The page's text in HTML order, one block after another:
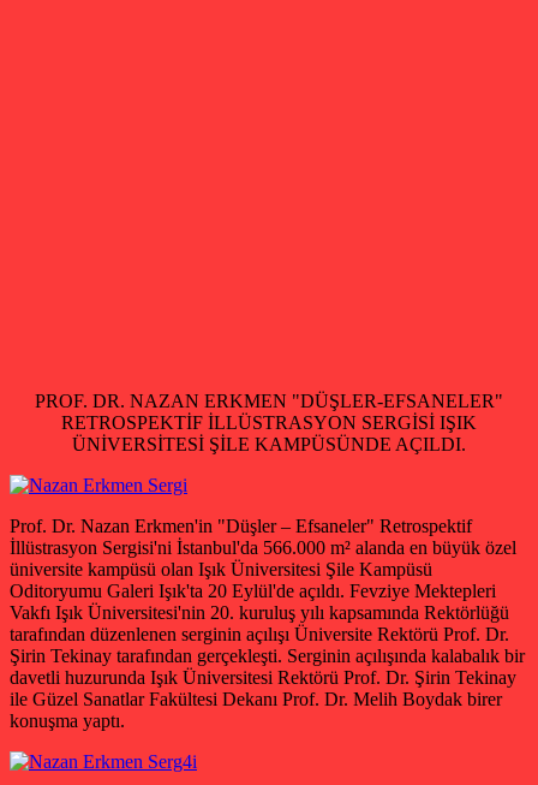
PROF. DR. NAZAN ERKMEN "DÜŞLER-EFSANELER"
RETROSPEKTİF İLLÜSTRASYON SERGİSİ IŞIK
ÜNİVERSİTESİ ŞİLE KAMPÜSÜNDE AÇILDI.
Prof. Dr. Nazan Erkmen'in "Düşler – Efsaneler" Retrospektif
İllüstrasyon Sergisi'ni İstanbul'da 566.000 m² alanda en büyük özel
üniversite kampüsü olan Işık Üniversitesi Şile Kampüsü
Oditoryumu Galeri Işık'ta 20 Eylül'de açıldı. Fevziye Mektepleri
Vakfı Işık Üniversitesi'nin 20. kuruluş yılı kapsamında Rektörlüğü
tarafından düzenlenen serginin açılışı Üniversite Rektörü Prof. Dr.
Şirin Tekinay tarafından gerçekleşti. Serginin açılışında kalabalık bir
davetli huzurunda Işık Üniversitesi Rektörü Prof. Dr. Şirin Tekinay
ile Güzel Sanatlar Fakültesi Dekanı Prof. Dr. Melih Boydak birer
konuşma yaptı.